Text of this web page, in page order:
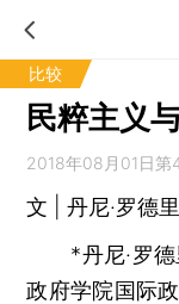
比较
民粹主义
2018年08月01日第
文 | 丹尼·罗德
*丹尼·罗德
政府学院国际